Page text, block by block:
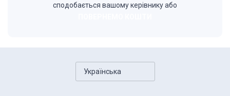
сподобається вашому керівнику або
Українська